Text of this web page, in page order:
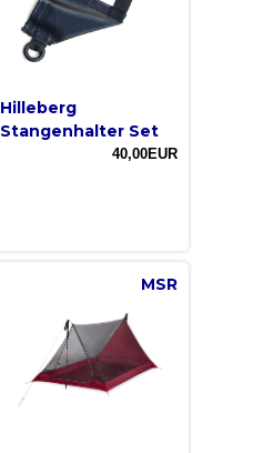
Hilleberg
Stangenhalter Set
40,00EUR
MSR